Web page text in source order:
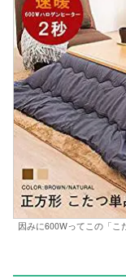
因みに600Wってこの「こ